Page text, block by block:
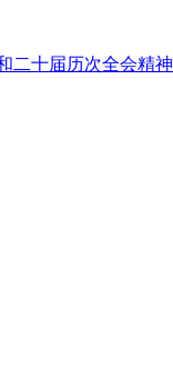
二十届历次全会精神